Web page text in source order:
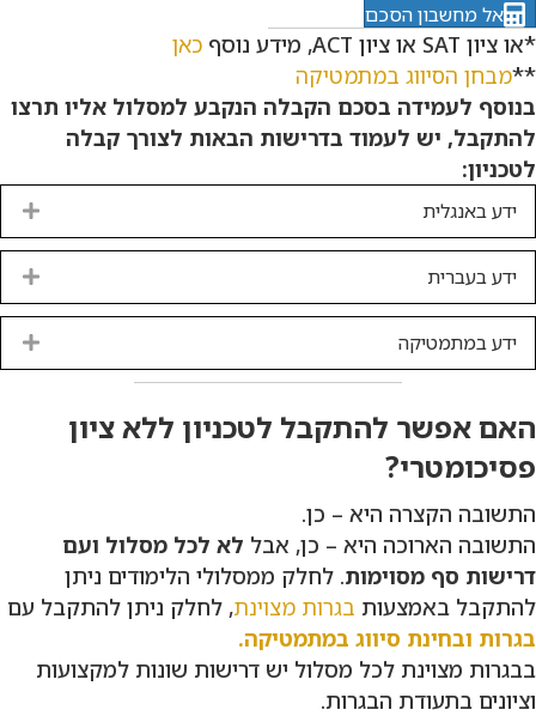
אל מחשבון הסכם
*או ציון SAT או ציון ACT, מידע נוסף
כאן
**מבחן הסיווג במתמטיקה
בנוסף לעמידה בסכם הקבלה הנקבע למסלול אליו תרצו
להתקבל, יש לעמוד בדרישות הבאות לצורך קבלה
לטכניון:
ידע באנגלית
ידע בעברית
ידע במתמטיקה
האם אפשר להתקבל לטכניון ללא ציון
פסיכומטרי?
התשובה הקצרה היא – כן.
התשובה הארוכה היא – כן, אבל לא לכל מסלול ועם
דרישות סף מסוימות. לחלק ממסלולי הלימודים ניתן
להתקבל באמצעות בגרות מצוינת, לחלק ניתן להתקבל עם
בגרות ובחינת סיווג במתמטיקה.
בבגרות מצוינת לכל מסלול יש דרישות שונות למקצועות
וציונים בתעודת הבגרות.